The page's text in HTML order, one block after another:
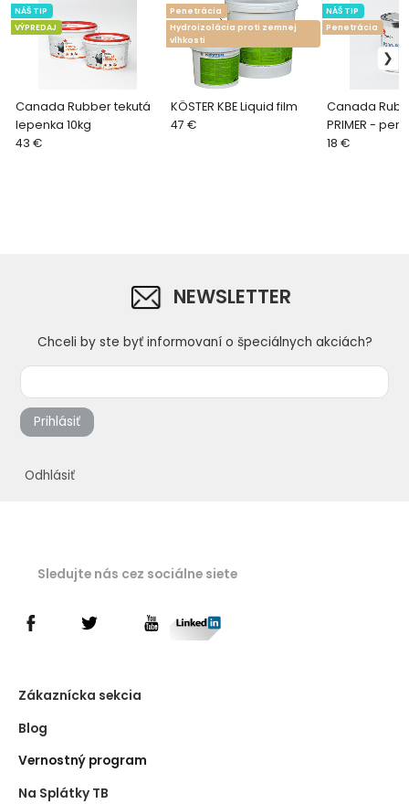
Canada Rubber tekutá
lepenka 10kg
NÁŠ TIP
VÝPREDAJ
43 €
KÖSTER KBE Liquid film
Penetrácia
Hydroizolácia proti zemnej
vlhkosti
47 €
Canada
PRIMER -
NÁŠ TIP
Penetrácia
18 €
NEWSLETTER
Chceli by ste byť informovaní o špeciálnych akciách?
Prihlásiť
Odhlásiť
Sledujte nás cez sociálne siete
Zákaznícka sekcia
Blog
Vernostný program
Na Splátky TB